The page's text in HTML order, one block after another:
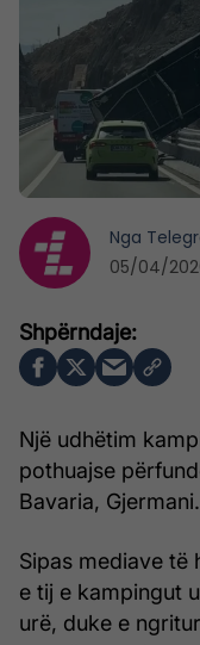
Një udhëtim
pothuajse
Bavaria, Gjermani.
Sipas mediave të
e tij e kampingut
urë, duke e
Nga
05/04/